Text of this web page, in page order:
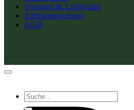
Versand & Lieferung
Zahlungsweisen
AGB
Suche
nach: